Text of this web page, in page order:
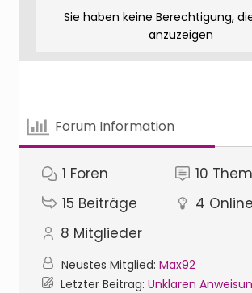
Sie haben keine Berechtigung,
anzuzeigen
Forum Information
1 Foren 10
15 Beiträge 4 Online
8 Mitglieder
Neustes Mitglied: Max92
Letzter Beitrag: Unklaren